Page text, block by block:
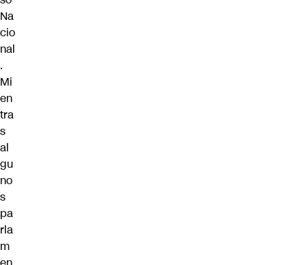
Na
cio
nal
.
Mi
en
tra
s
al
gu
no
s
pa
rla
m